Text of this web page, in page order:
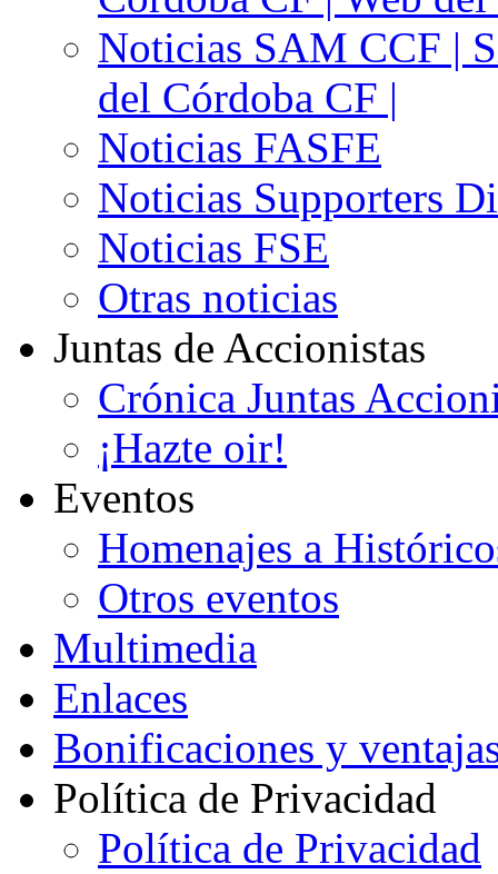
Noticias SAM CCF |
del Córdoba CF |
Noticias FASFE
Noticias Supporters
Noticias FSE
Otras noticias
Juntas de Accionistas
Crónica Juntas
¡Hazte oir!
Eventos
Homenajes a
Otros eventos
Multimedia
Enlaces
Bonificaciones y
Política de Privacidad
Política de Privacidad